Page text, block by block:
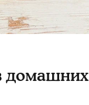
домашних